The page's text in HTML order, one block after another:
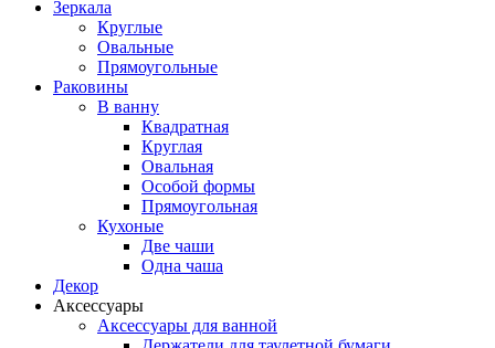
Зеркала
Круглые
Овальные
Прямоугольные
Раковины
В ванну
Квадратная
Круглая
Овальная
Особой формы
Прямоугольная
Кухоные
Две чаши
Одна чаша
Декор
Аксессуары
Аксессуары для ванной